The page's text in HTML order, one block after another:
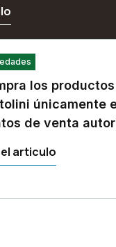
los productos
únicamente
de venta
el articulo